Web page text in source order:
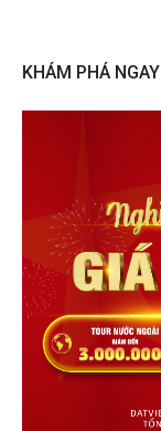
KHÁM PHÁ NGAY